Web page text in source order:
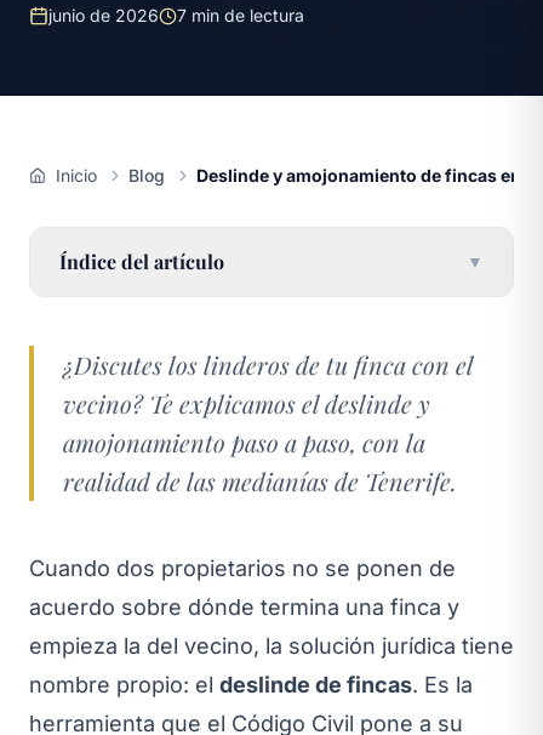
junio de 2026 7 min de lectura
Inicio Blog Deslinde y amojonamiento de fincas en
Índice del artículo ▼
¿Discutes los linderos de tu finca con el
vecino? Te explicamos el deslinde y
amojonamiento paso a paso, con la
realidad de las medianías de Tenerife.
Cuando dos propietarios no se ponen de
acuerdo sobre dónde termina una finca y
empieza la del vecino, la solución jurídica tiene
nombre propio: el deslinde de fincas. Es la
herramienta que el Código Civil pone a su